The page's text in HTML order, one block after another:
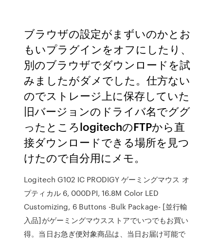
ブラウザの設定がまずいのかとお
もいプラグインをオフにしたり、
別のブラウザでダウンロードを試
みましたがダメでした。仕方ない
のでストレージ上に保存していた
旧バージョンのドライバ名でググ
ったところlogitechのFTPから直
接ダウンロードできる場所を見つ
けたので自分用にメモ。
Logitech G102 IC PRODIGY ゲーミングマウス オ
プティカル 6, 000DPI, 16.8M Color LED
Customizing, 6 Buttons -Bulk Package- [並行輸
入品]がゲーミングマウスストアでいつでもお買い
得。当日お急ぎ便対象商品は、当日お届け可能で